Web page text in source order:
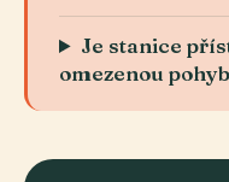
Je stanice
omezenou